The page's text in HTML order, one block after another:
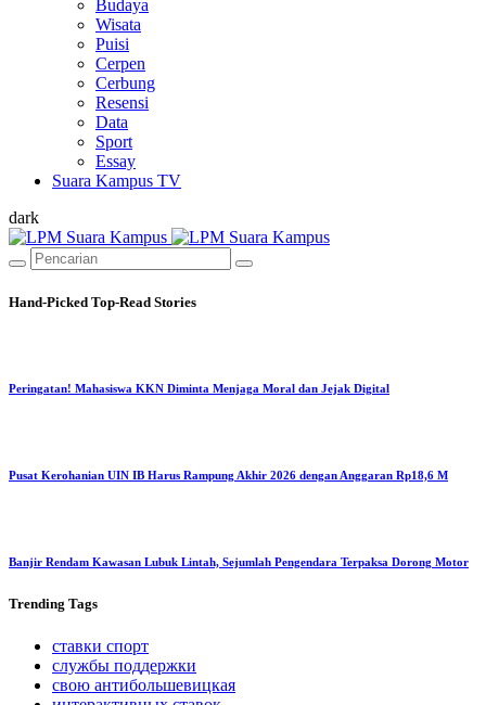
Budaya
Wisata
Puisi
Cerpen
Cerbung
Resensi
Data
Sport
Essay
Suara Kampus TV
dark
Hand-Picked Top-Read Stories
Peringatan! Mahasiswa KKN Diminta Menjaga Moral dan Jejak Digital
Pusat Kerohanian UIN IB Harus Rampung Akhir 2026 dengan Anggaran Rp18,6 M
Banjir Rendam Kawasan Lubuk Lintah, Sejumlah Pengendara Terpaksa Dorong Motor
Trending Tags
ставки спорт
службы поддержки
свою антибольшевицкая